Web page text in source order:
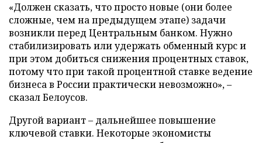
«Должен сказать, что просто новые (они более
сложные, чем на предыдущем этапе) задачи
возникли перед Центральным банком. Нужно
стабилизировать или удержать обменный курс и
при этом добиться снижения процентных ставок,
потому что при такой процентной ставке ведение
бизнеса в России практически невозможно», –
сказал Белоусов.
Другой вариант – дальнейшее повышение
ключевой ставки. Некоторые экономисты